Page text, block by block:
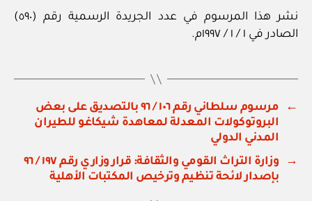
نشر هذا المرسوم في عدد الجريدة الرسمية رقم (٥٩٠)
الصادر في ١ / ١ / ١٩٩٧م.
←
مرسوم سلطاني رقم ١٠٦ / ٩٦ بالتصديق على بعض
البروتوكولات المعدلة لمعاهدة شيكاغو للطيران
المدني الدولي
→
وزارة التراث القومي والثقافة: قرار وزاري رقم ١٩٧ / ٩٦
بإصدار لائحة تنظيم وترخيص المكتبات الأهلية